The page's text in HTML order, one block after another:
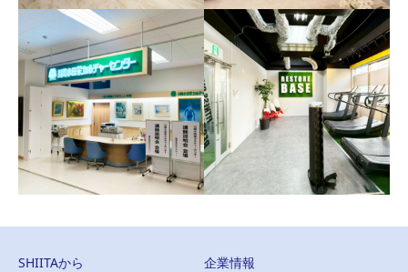
GINZA ViAURA CLINIC 様
タイルの美しさが際立つ、ラ
グジュアリークリニック
クリニック（心斎橋院）
様
広々とした待合エリアは、施
SHIITAから 企業情報